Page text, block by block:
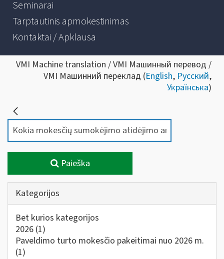
Seminarai
Tarptautinis apmokestinimas
Kontaktai / Apklausa
VMI Machine translation / VMI Машинный перевод /
VMI Машинний переклад (English, Русский,
Українська)
Paieška
Kategorijos
Bet kurios kategorijos
2026 (1)
Paveldimo turto mokesčio pakeitimai nuo 2026 m.
(1)